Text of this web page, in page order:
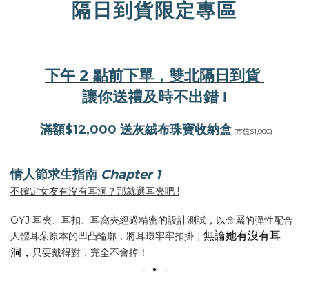
隔日到貨限定專區
下午 2 點前下單，雙北隔日到貨
讓你送禮及時不出錯 !
滿額$12,000 送灰絨布珠寶收納盒 (市值$1,000)
情人節求生指南 Chapter 1
不確定女友有沒有耳洞？那就選耳夾吧 !
OYJ 耳夾、耳扣、耳窩夾經過精密的設計測試，以金屬的彈性配合
人體耳朵原本的凹凸輪廓，將耳環牢牢扣掛， 無論她有沒有耳
洞， 只要戴得對，完全不會掉！